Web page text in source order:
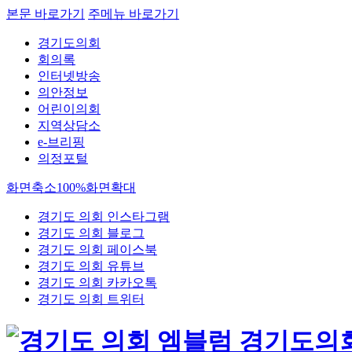
본문 바로가기 주메뉴 바로가기
경기도의회
회의록
인터넷방송
의안정보
어린이의회
지역상담소
e-브리핑
의정포털
화면축소100%화면확대
경기도 의회 인스타그램
경기도 의회 블로그
경기도 의회 페이스북
경기도 의회 유튜브
경기도 의회 카카오톡
경기도 의회 트위터
경기도의